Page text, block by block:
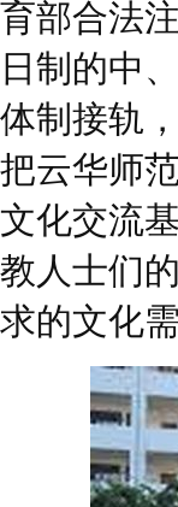
育部合法
日制的中
体制接轨
把云华师
文化交流
教人士们
求的文化